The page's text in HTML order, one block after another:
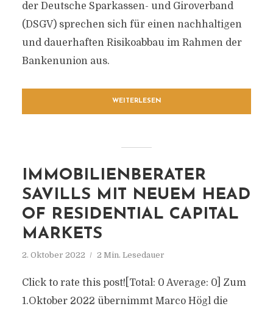
der Deutsche Sparkassen- und Giroverband
(DSGV) sprechen sich für einen nachhaltigen
und dauerhaften Risikoabbau im Rahmen der
Bankenunion aus.
WEITERLESEN
IMMOBILIENBERATER
SAVILLS MIT NEUEM HEAD
OF RESIDENTIAL CAPITAL
MARKETS
2. Oktober 2022 2 Min. Lesedauer
Click to rate this post![Total: 0 Average: 0] Zum
1.Oktober 2022 übernimmt Marco Högl die